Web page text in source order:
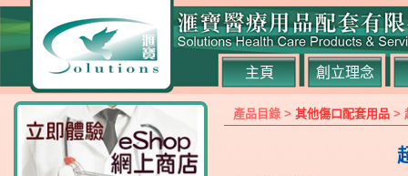
主頁 創立理念
產品目錄 > 其他傷口配套用品 >